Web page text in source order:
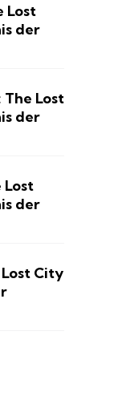
Lost
der
The Lost
der
Lost
der
City